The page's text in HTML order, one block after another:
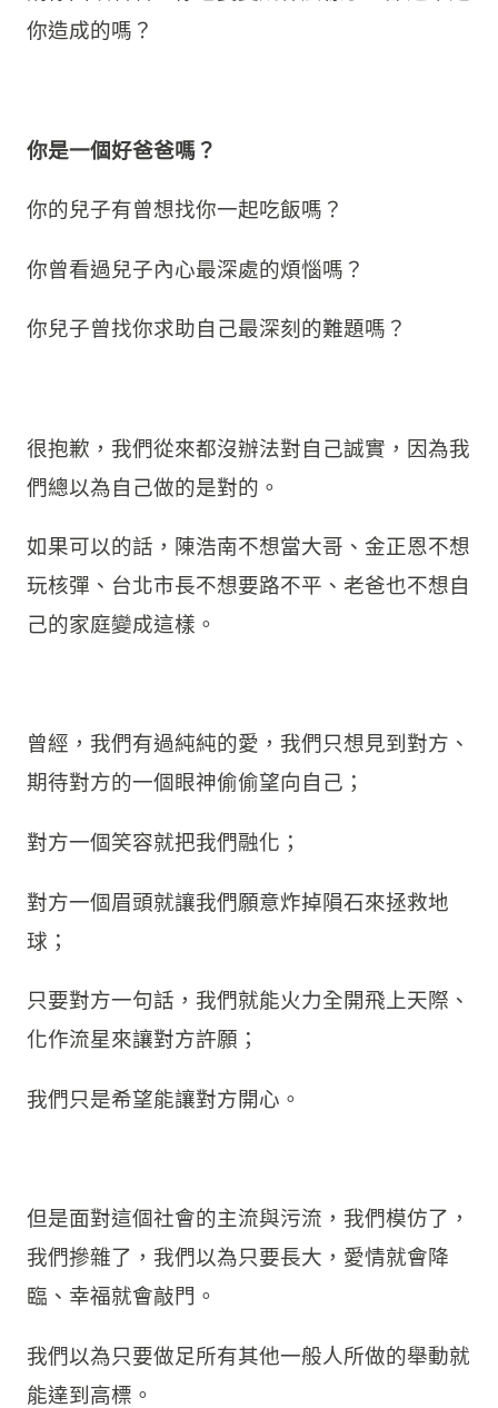
你造成的嗎？
你是一個好爸爸嗎？
你的兒子有曾想找你一起吃飯嗎？
你曾看過兒子內心最深處的煩惱嗎？
你兒子曾找你求助自己最深刻的難題嗎？
很抱歉，我們從來都沒辦法對自己誠實，因為我
們總以為自己做的是對的。
如果可以的話，陳浩南不想當大哥、金正恩不想
玩核彈、台北市長不想要路不平、老爸也不想自
己的家庭變成這樣。
曾經，我們有過純純的愛，我們只想見到對方、
期待對方的一個眼神偷偷望向自己；
對方一個笑容就把我們融化；
對方一個眉頭就讓我們願意炸掉隕石來拯救地
球；
只要對方一句話，我們就能火力全開飛上天際、
化作流星來讓對方許願；
我們只是希望能讓對方開心。
但是面對這個社會的主流與污流，我們模仿了，
我們摻雜了，我們以為只要長大，愛情就會降
臨、幸福就會敲門。
我們以為只要做足所有其他一般人所做的舉動就
能達到高標。